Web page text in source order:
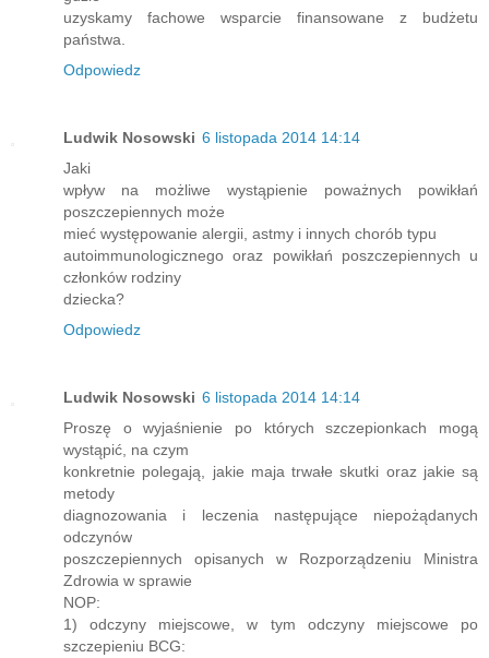
uzyskamy fachowe wsparcie finansowane z budżetu
państwa.
Odpowiedz
Ludwik Nosowski 6 listopada 2014 14:14
Jaki
wpływ na możliwe wystąpienie poważnych powikłań
poszczepiennych może
mieć występowanie alergii, astmy i innych chorób typu
autoimmunologicznego oraz powikłań poszczepiennych u
członków rodziny
dziecka?
Odpowiedz
Ludwik Nosowski 6 listopada 2014 14:14
Proszę o wyjaśnienie po których szczepionkach mogą
wystąpić, na czym
konkretnie polegają, jakie maja trwałe skutki oraz jakie są
metody
diagnozowania i leczenia następujące niepożądanych
odczynów
poszczepiennych opisanych w Rozporządzeniu Ministra
Zdrowia w sprawie
NOP:
1) odczyny miejscowe, w tym odczyny miejscowe po
szczepieniu BCG: